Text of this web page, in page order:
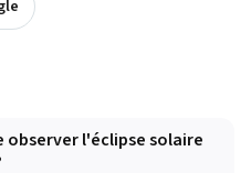
observer l'éclipse solaire